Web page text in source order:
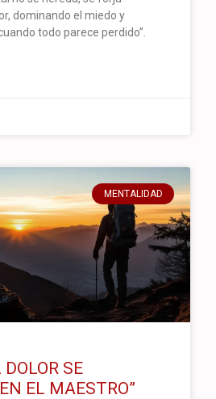
dominando el miedo y
todo parece perdido”.
MENTALIDAD
DOLOR SE
EL MAESTRO”